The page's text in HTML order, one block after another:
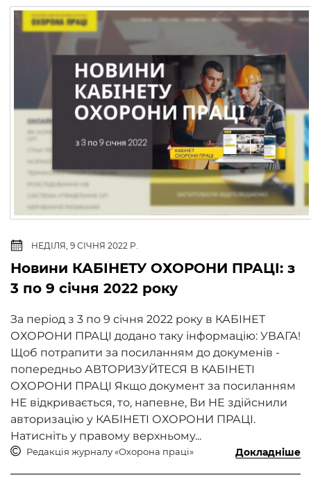
НЕДІЛЯ, 9 СІЧНЯ 2022 Р.
Новини КАБІНЕТУ ОХОРОНИ ПРАЦІ: з
3 по 9 січня 2022 року
За період з 3 по 9 січня 2022 року в КАБІНЕТ
ОХОРОНИ ПРАЦІ додано таку інформацію: УВАГА!
Щоб потрапити за посиланням до докуменів -
попередньо АВТОРИЗУЙТЕСЯ В КАБІНЕТІ
ОХОРОНИ ПРАЦІ Якщо документ за посиланням
НЕ відкривається, то, напевне, Ви НЕ здійснили
авторизацію у КАБІНЕТІ ОХОРОНИ ПРАЦІ.
Натисніть у правому верхньому...
Редакція журналу «Охорона праці» Докладніше